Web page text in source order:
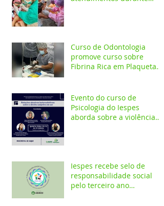
Curso de Odontologia
promove curso sobre
Fibrina Rica em Plaquetas
Evento do curso de
Psicologia do Iespes
aborda sobre a violência
Iespes recebe selo de
responsabilidade social
pelo terceiro ano